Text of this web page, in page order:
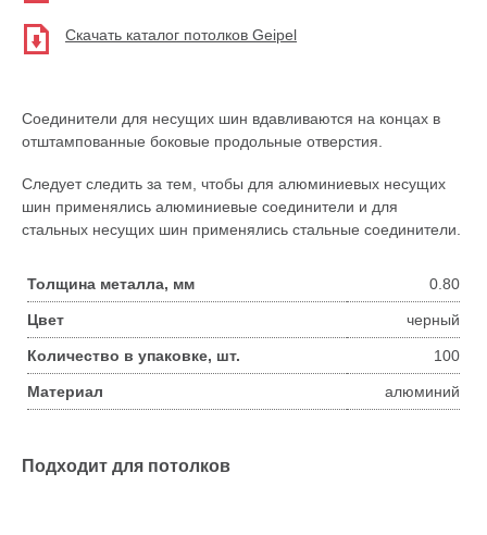
Скачать каталог потолков Geipel
Соединители для несущих шин вдавливаются на концах в
отштампованные боковые продольные отверстия.
Следует следить за тем, чтобы для алюминиевых несущих
шин применялись алюминиевые соединители и для
стальных несущих шин применялись стальные соединители.
Толщина металла, мм 0.80
Цвет черный
Количество в упаковке, шт. 100
Материал алюминий
Подходит для потолков